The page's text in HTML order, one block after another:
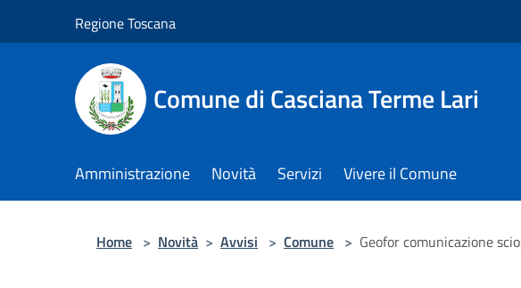
Regione Toscana
Comune di Casciana Terme Lari
Amministrazione Novità Servizi Vivere il Comune
Home > Novità > Avvisi > Comune > Geofor comunicazione